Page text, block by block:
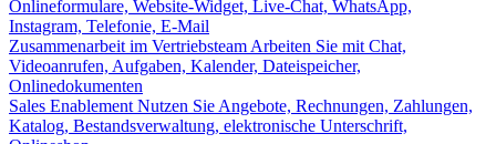
Onlineformulare, Website-Widget, Live-Chat, WhatsApp,
Instagram, Telefonie, E-Mail
Zusammenarbeit im Vertriebsteam Arbeiten Sie mit Chat,
Videoanrufen, Aufgaben, Kalender, Dateispeicher,
Onlinedokumenten
Sales Enablement Nutzen Sie Angebote, Rechnungen, Zahlungen,
Katalog, Bestandsverwaltung, elektronische Unterschrift,